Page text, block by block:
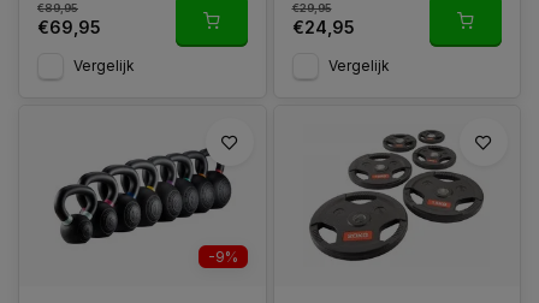
€89,95
€69,95
Vergelijk
€29,95
€24,95
Vergelijk
-9%